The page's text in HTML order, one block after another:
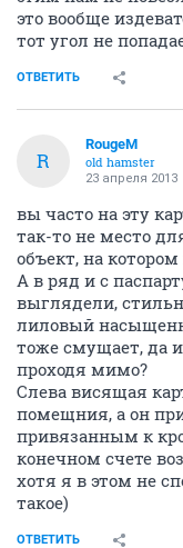
это вообще
тот угол не
ОТВЕТИТЬ
R
RougeM
old hamster
23 апреля 2013
вы часто на эту
так-то не место
объект, на
А в ряд и с
выглядели,
лиловый
тоже смущает, да
проходя мимо?
Слева висящая
помещния, а он
привязанным к
конечном счете
хотя я в этом не
такое)
ОТВЕТИТЬ